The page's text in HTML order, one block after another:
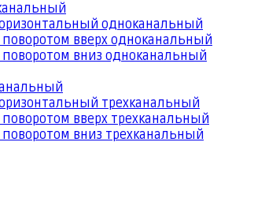
одноканальный
вверх одноканальный
вниз одноканальный
трехканальный
вверх трехканальный
вниз трехканальный